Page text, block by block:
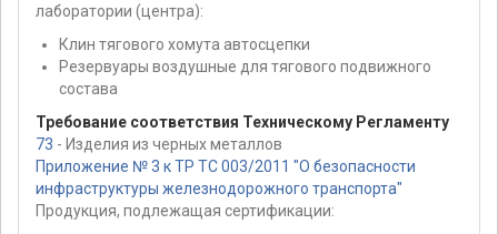
лаборатории (центра):
Клин тягового хомута автосцепки
Резервуары воздушные для тягового подвижного
состава
Требование соответствия Техническому Регламенту
73 - Изделия из черных металлов
Приложение № 3 к ТР ТС 003/2011 "О безопасности
инфраструктуры железнодорожного транспорта"
Продукция, подлежащая сертификации: